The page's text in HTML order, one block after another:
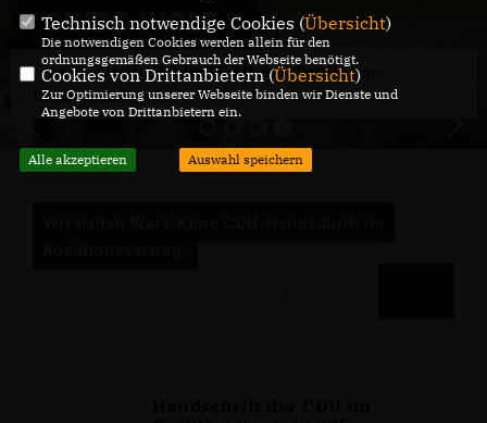
GUIDO WOLF
Ihr Abgeordneter im Wahlkreis Tuttlingen-
Donaueschingen
Technisch notwendige Cookies (Übersicht)
Die notwendigen Cookies werden allein für den
ordnungsgemäßen Gebrauch der Webseite benötigt.
Cookies von Drittanbietern (Übersicht)
Zur Optimierung unserer Webseite binden wir Dienste und
Angebote von Drittanbietern ein.
Alle akzeptieren Auswahl speichern